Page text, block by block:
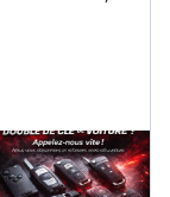
met son
des
de la
la
soigné, des
totale.